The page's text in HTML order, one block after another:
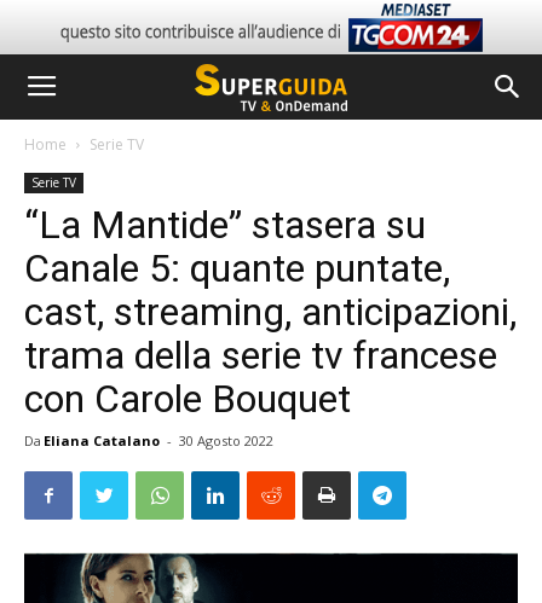
Home Serie TV
Serie TV
“La Mantide” stasera su
Canale 5: quante puntate,
cast, streaming, anticipazioni,
trama della serie tv francese
con Carole Bouquet
Da Eliana Catalano - 30 Agosto 2022